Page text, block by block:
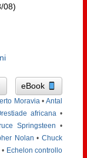
08)
eBook
Moravia•Antal
africana •
Springsteen •
Nolan •Chuck
• Echelon controllo